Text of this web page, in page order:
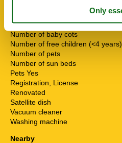
Located up to the protected area
Number of baby cots
Number of free children (<4 years)
Number of pets
Number of sun beds
Pets Yes
Registration, License
Renovated
Satellite dish
Vacuum cleaner
Washing machine
Nearby